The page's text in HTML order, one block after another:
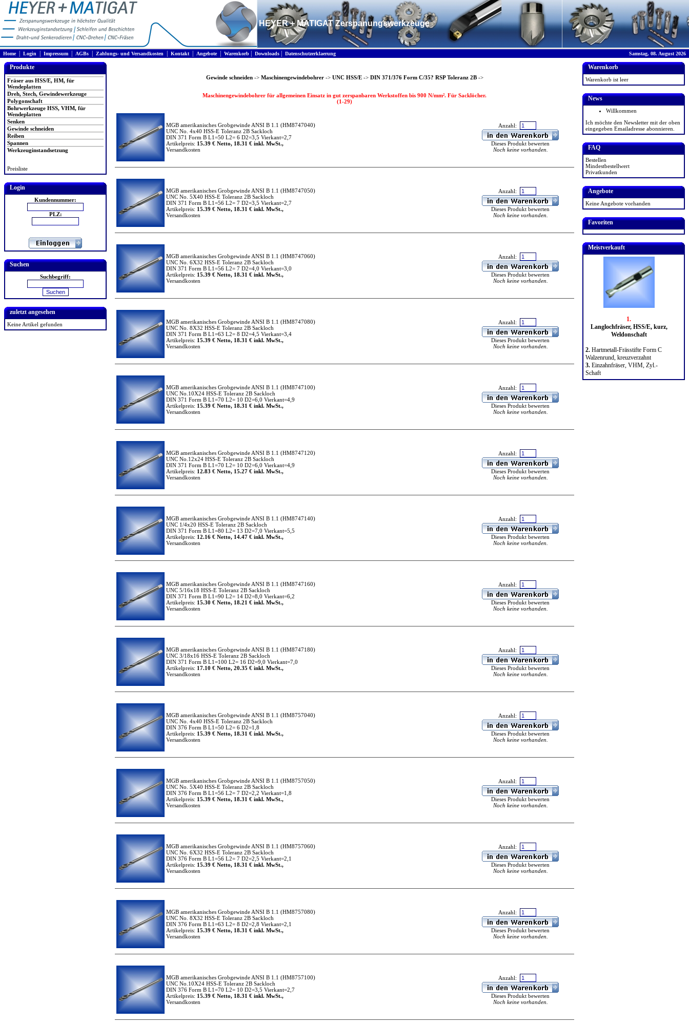
HEYER + MATIGAT Zerspanungswerkzeuge
Home| Login Impressum AGBs Zahlungs- und Versandkosten Kontakt| Angebote| Warenkorb Downloads Datenschutzerklaerung Samstag, 08. August 2026
Produkte
Fräser aus HSS/E, HM, für
Wendeplatten
Dreh, Stech, Gewindewerkzeuge
Polygonschaft
Bohrwerkzeuge HSS, VHM, für
Wendeplatten
Senken
Gewinde schneiden
Reiben
Spannen
Werkzeuginstandsetzung
Preisliste
Login
Kundennummer:
PLZ:
Suchen
Suchbegriff:
zuletzt angesehen
Keine Artikel gefunden
Gewinde schneiden-> Maschinengewindebohrer-> UNC HSS/E-> DIN 371/376 Form C/35? RSP Toleranz 2B->
Maschinengewindebohrer für allgemeinen Einsatz in gut zerspanbaren Werkstoffen bis 900 N/mm². Für Sacklöcher.
(1-29)
MGB amerikanisches Grobgewinde ANSI B 1.1 (HM8747040)
UNC No. 4x40 HSS-E Toleranz 2B Sackloch
DIN 371 Form B L1=50 L2= 6 D2=3,5 Vierkant=2,7
Artikelpreis: 15.39 € Netto, 18.31 € inkl. MwSt.,
Versandkosten
Anzahl:
Dieses Produkt bewerten
Noch keine vorhanden.
MGB amerikanisches Grobgewinde ANSI B 1.1 (HM8747050)
UNC No. 5X40 HSS-E Toleranz 2B Sackloch
DIN 371 Form B L1=56 L2= 7 D2=3,5 Vierkant=2,7
Artikelpreis: 15.39 € Netto, 18.31 € inkl. MwSt.,
Versandkosten
Anzahl:
Dieses Produkt bewerten
Noch keine vorhanden.
MGB amerikanisches Grobgewinde ANSI B 1.1 (HM8747060)
UNC No. 6X32 HSS-E Toleranz 2B Sackloch
DIN 371 Form B L1=56 L2= 7 D2=4,0 Vierkant=3,0
Artikelpreis: 15.39 € Netto, 18.31 € inkl. MwSt.,
Versandkosten
Anzahl:
Dieses Produkt bewerten
Noch keine vorhanden.
MGB amerikanisches Grobgewinde ANSI B 1.1 (HM8747080)
UNC No. 8X32 HSS-E Toleranz 2B Sackloch
DIN 371 Form B L1=63 L2= 8 D2=4,5 Vierkant=3,4
Artikelpreis: 15.39 € Netto, 18.31 € inkl. MwSt.,
Versandkosten
Anzahl:
Dieses Produkt bewerten
Noch keine vorhanden.
MGB amerikanisches Grobgewinde ANSI B 1.1 (HM8747100)
UNC No.10X24 HSS-E Toleranz 2B Sackloch
DIN 371 Form B L1=70 L2= 10 D2=6,0 Vierkant=4,9
Artikelpreis: 15.39 € Netto, 18.31 € inkl. MwSt.,
Versandkosten
Anzahl:
Dieses Produkt bewerten
Noch keine vorhanden.
MGB amerikanisches Grobgewinde ANSI B 1.1 (HM8747120)
UNC No.12x24 HSS-E Toleranz 2B Sackloch
DIN 371 Form B L1=70 L2= 10 D2=6,0 Vierkant=4,9
Artikelpreis: 12.83 € Netto, 15.27 € inkl. MwSt.,
Versandkosten
Anzahl:
Dieses Produkt bewerten
Noch keine vorhanden.
MGB amerikanisches Grobgewinde ANSI B 1.1 (HM8747140)
UNC 1/4x20 HSS-E Toleranz 2B Sackloch
DIN 371 Form B L1=80 L2= 13 D2=7,0 Vierkant=5,5
Artikelpreis: 12.16 € Netto, 14.47 € inkl. MwSt.,
Versandkosten
Anzahl:
Dieses Produkt bewerten
Noch keine vorhanden.
MGB amerikanisches Grobgewinde ANSI B 1.1 (HM8747160)
UNC 5/16x18 HSS-E Toleranz 2B Sackloch
DIN 371 Form B L1=90 L2= 14 D2=8,0 Vierkant=6,2
Artikelpreis: 15.30 € Netto, 18.21 € inkl. MwSt.,
Versandkosten
Anzahl:
Dieses Produkt bewerten
Noch keine vorhanden.
MGB amerikanisches Grobgewinde ANSI B 1.1 (HM8747180)
UNC 3/18x16 HSS-E Toleranz 2B Sackloch
DIN 371 Form B L1=100 L2= 16 D2=9,0 Vierkant=7,0
Artikelpreis: 17.10 € Netto, 20.35 € inkl. MwSt.,
Versandkosten
Anzahl:
Dieses Produkt bewerten
Noch keine vorhanden.
MGB amerikanisches Grobgewinde ANSI B 1.1 (HM8757040)
UNC No. 4x40 HSS-E Toleranz 2B Sackloch
DIN 376 Form B L1=50 L2= 6 D2=1,8
Artikelpreis: 15.39 € Netto, 18.31 € inkl. MwSt.,
Versandkosten
Anzahl:
Dieses Produkt bewerten
Noch keine vorhanden.
MGB amerikanisches Grobgewinde ANSI B 1.1 (HM8757050)
UNC No. 5X40 HSS-E Toleranz 2B Sackloch
DIN 376 Form B L1=56 L2= 7 D2=2,2 Vierkant=1,8
Artikelpreis: 15.39 € Netto, 18.31 € inkl. MwSt.,
Versandkosten
Anzahl:
Dieses Produkt bewerten
Noch keine vorhanden.
MGB amerikanisches Grobgewinde ANSI B 1.1 (HM8757060)
UNC No. 6X32 HSS-E Toleranz 2B Sackloch
DIN 376 Form B L1=56 L2= 7 D2=2,5 Vierkant=2,1
Artikelpreis: 15.39 € Netto, 18.31 € inkl. MwSt.,
Versandkosten
Anzahl:
Dieses Produkt bewerten
Noch keine vorhanden.
MGB amerikanisches Grobgewinde ANSI B 1.1 (HM8757080)
UNC No. 8X32 HSS-E Toleranz 2B Sackloch
DIN 376 Form B L1=63 L2= 8 D2=2,8 Vierkant=2,1
Artikelpreis: 15.39 € Netto, 18.31 € inkl. MwSt.,
Versandkosten
Anzahl:
Dieses Produkt bewerten
Noch keine vorhanden.
MGB amerikanisches Grobgewinde ANSI B 1.1 (HM8757100)
UNC No.10X24 HSS-E Toleranz 2B Sackloch
DIN 376 Form B L1=70 L2= 10 D2=3,5 Vierkant=2,7
Artikelpreis: 15.39 € Netto, 18.31 € inkl. MwSt.,
Versandkosten
Anzahl:
Dieses Produkt bewerten
Noch keine vorhanden.
Warenkorb
Warenkorb ist leer
News
Willkommen
Ich möchte den Newsletter mit der oben
eingegeben Emailadresse abonnieren.
FAQ
Bestellen
Mindestbestellwert
Privatkunden
Angebote
Keine Angebote vorhanden
Favoriten
Meistverkauft
1.
Langlochfräser, HSS/E, kurz,
Weldonschaft
2. Hartmetall-Frässtifte Form C
Walzenrund, kreuzverzahnt
3. Einzahnfräser, VHM, Zyl.-
Schaft